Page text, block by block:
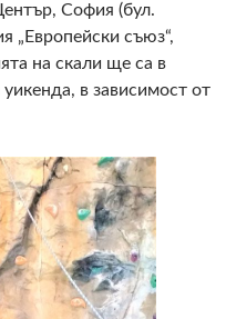
София (бул.
„Европейски съюз“,
на скали ще са в
в зависимост от